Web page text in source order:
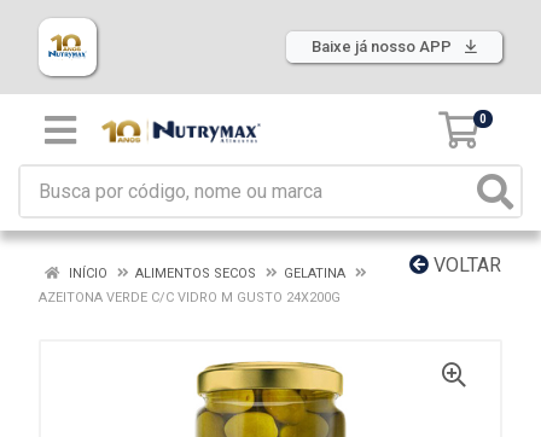
Baixe já nosso APP
0
VOLTAR
INÍCIO ALIMENTOS SECOS
GELATINA
AZEITONA VERDE C/C VIDRO M GUSTO 24X200G